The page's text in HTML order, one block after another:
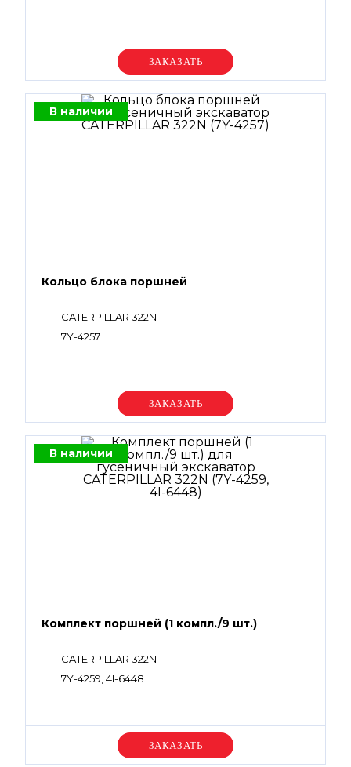
Уточняйте цену
В наличии
Кольцо блока поршней
CATERPILLAR 322N
7Y-4257
Уточняйте цену
В наличии
Комплект поршней (1 компл./9 шт.)
CATERPILLAR 322N
7Y-4259, 4I-6448
Уточняйте цену